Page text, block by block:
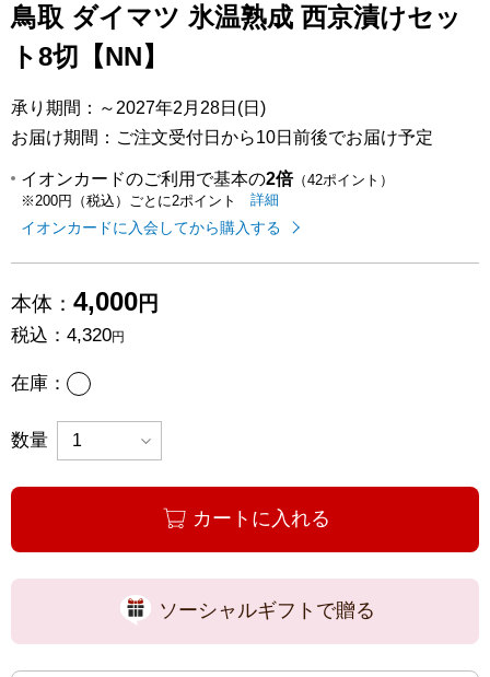
鳥取 ダイマツ 氷温熟成 西京漬けセッ
ト8切【NN】
承り期間：～2027年2月28日(日)
お届け期間：ご注文受付日から10日前後でお届け予定
イオンカードのご利用で基本の2倍（42ポイント）
※200円（税込）ごとに2ポイント
イオンカードのご利用でたまるポイ
詳細
イオンカードに入会してから購入する
本体： 4,000円
税込： 4,320円
在庫： あり
数量
カートに入れる
ソーシャルギフトで贈る